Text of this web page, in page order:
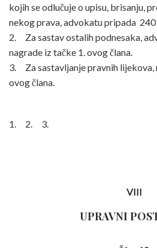
kojih se odlučuje o upisu, brisanju,
nekog prava, advokatu pripada 240
2. Za sastav ostalih podnesaka,
nagrade iz tačke 1. ovog člana.
3. Za sastavljanje pravnih lijekova,
ovog člana.
1. 2. 3.
VIII
UPRAVNI